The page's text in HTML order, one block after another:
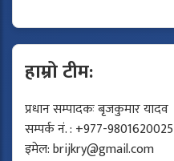
हाम्रो टीम:
प्रधान सम्पादकः बृजकुमार यादव
सम्पर्क नं. : +977-9801620025
इमेल:brijkry@gmail.com